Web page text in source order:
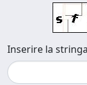
Inserire la